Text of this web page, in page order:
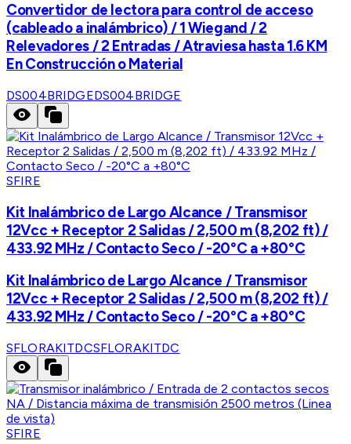
Convertidor de lectora para control de acceso
(cableado a inalámbrico) / 1 Wiegand / 2
Relevadores / 2 Entradas / Atraviesa hasta 1.6 KM
En Construcción o Material
DS004BRIDGEDS004BRIDGE
SFIRE
Kit Inalámbrico de Largo Alcance / Transmisor
12Vcc + Receptor 2 Salidas / 2,500 m (8,202 ft) /
433.92 MHz / Contacto Seco / -20°C a +80°C
Kit Inalámbrico de Largo Alcance / Transmisor
12Vcc + Receptor 2 Salidas / 2,500 m (8,202 ft) /
433.92 MHz / Contacto Seco / -20°C a +80°C
SFLORAKITDCSFLORAKITDC
SFIRE